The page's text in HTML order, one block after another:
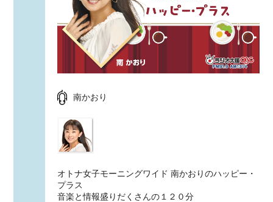
南かおり
オトナ女子モーニングワイド 南かおりのハッピー・
プラス
音楽と情報盛りだくさんの１２０分